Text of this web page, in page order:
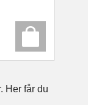
Her får du